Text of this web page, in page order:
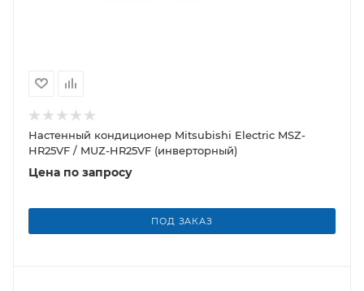
Настенный кондиционер Mitsubishi Electric MSZ-
HR25VF / MUZ-HR25VF (инверторный)
Цена по запросу
ПОД ЗАКАЗ